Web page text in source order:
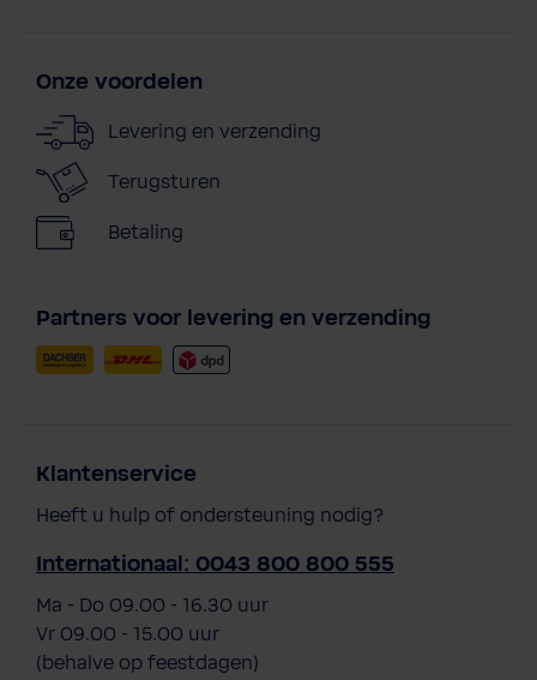
Onze voordelen
Levering en verzending
Terugsturen
Betaling
Partners voor levering en verzending
Klantenservice
Heeft u hulp of ondersteuning nodig?
Internationaal: 0043 800 800 555
Ma - Do 09.00 - 16.30 uur
Vr 09.00 - 15.00 uur
(behalve op feestdagen)